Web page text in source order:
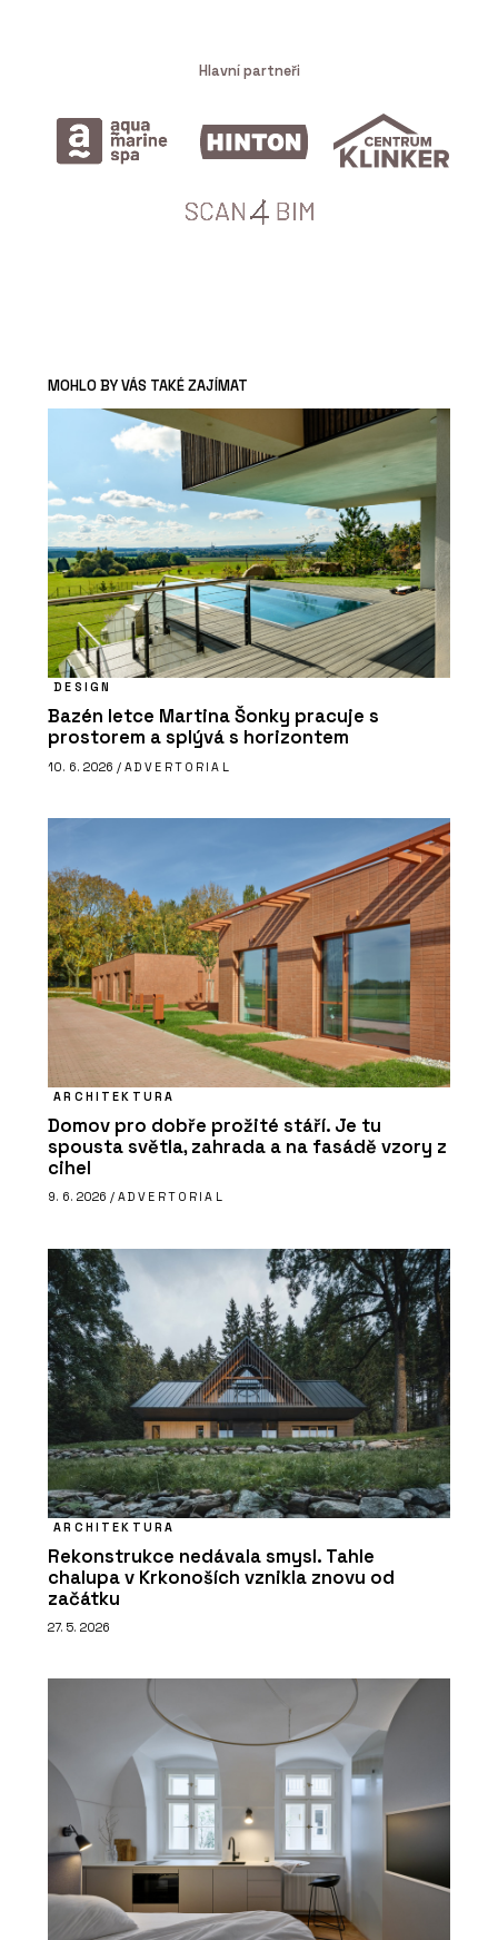
Hlavní partneři
MOHLO BY VÁS TAKÉ ZAJÍMAT
DESIGN
Bazén letce Martina Šonky pracuje s
prostorem a splývá s horizontem
10. 6. 2026 / ADVERTORIAL
ARCHITEKTURA
Domov pro dobře prožité stáří. Je tu
spousta světla, zahrada a na fasádě vzory z
cihel
9. 6. 2026 / ADVERTORIAL
ARCHITEKTURA
Rekonstrukce nedávala smysl. Tahle
chalupa v Krkonoších vznikla znovu od
začátku
27. 5. 2026